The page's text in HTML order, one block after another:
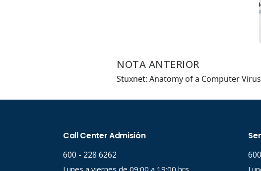
NOTA ANTERIOR
Stuxnet: Anatomy of a Computer Virus